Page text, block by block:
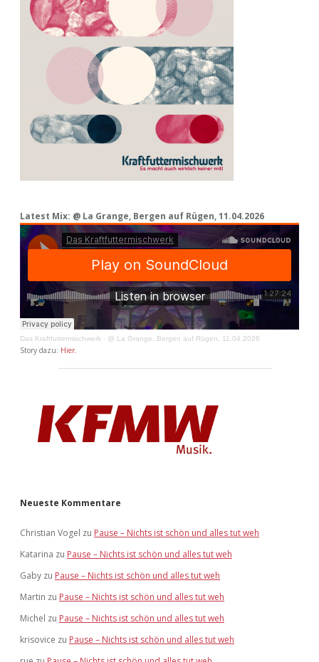
Latest Mix: @ La Grange, Bergen auf Rügen, 11.04.2026
Das Kraftfuttermischwerk · @ La Grange, Bergen auf Rügen, 11.04.2026
Story dazu: Hier
Neueste Kommentare
Christian Vogel zu Pause – Nichts ist schön und alles tut weh
Katarina zu Pause – Nichts ist schön und alles tut weh
Gaby zu Pause – Nichts ist schön und alles tut weh
Martin zu Pause – Nichts ist schön und alles tut weh
Michel zu Pause – Nichts ist schön und alles tut weh
krisovice zu Pause – Nichts ist schön und alles tut weh